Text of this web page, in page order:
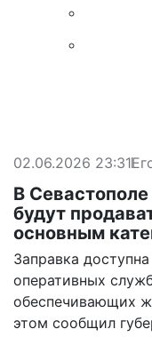
02.06.2026 23:31
В
будут
основным
Заправка
оперативных
обеспечивающих
этом сообщил